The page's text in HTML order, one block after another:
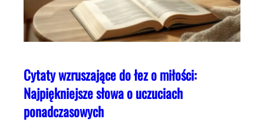
Cytaty wzruszające do łez o miłości:
Najpiękniejsze słowa o uczuciach
ponadczasowych